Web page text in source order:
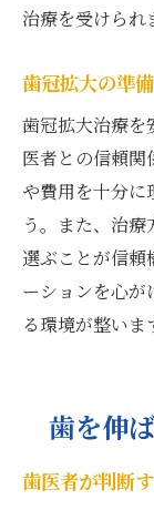
歯根
歯医
歯医
法
歯根
いて
クラウン
歯医
較す
に確
グ費
治療を受けられ
歯冠拡大の準
歯冠拡大治療を
医者との信頼関
や費用を十分に
う。また、治
選ぶことが信頼
ーションを心が
る環境が整いま
歯を伸
歯医者が判断